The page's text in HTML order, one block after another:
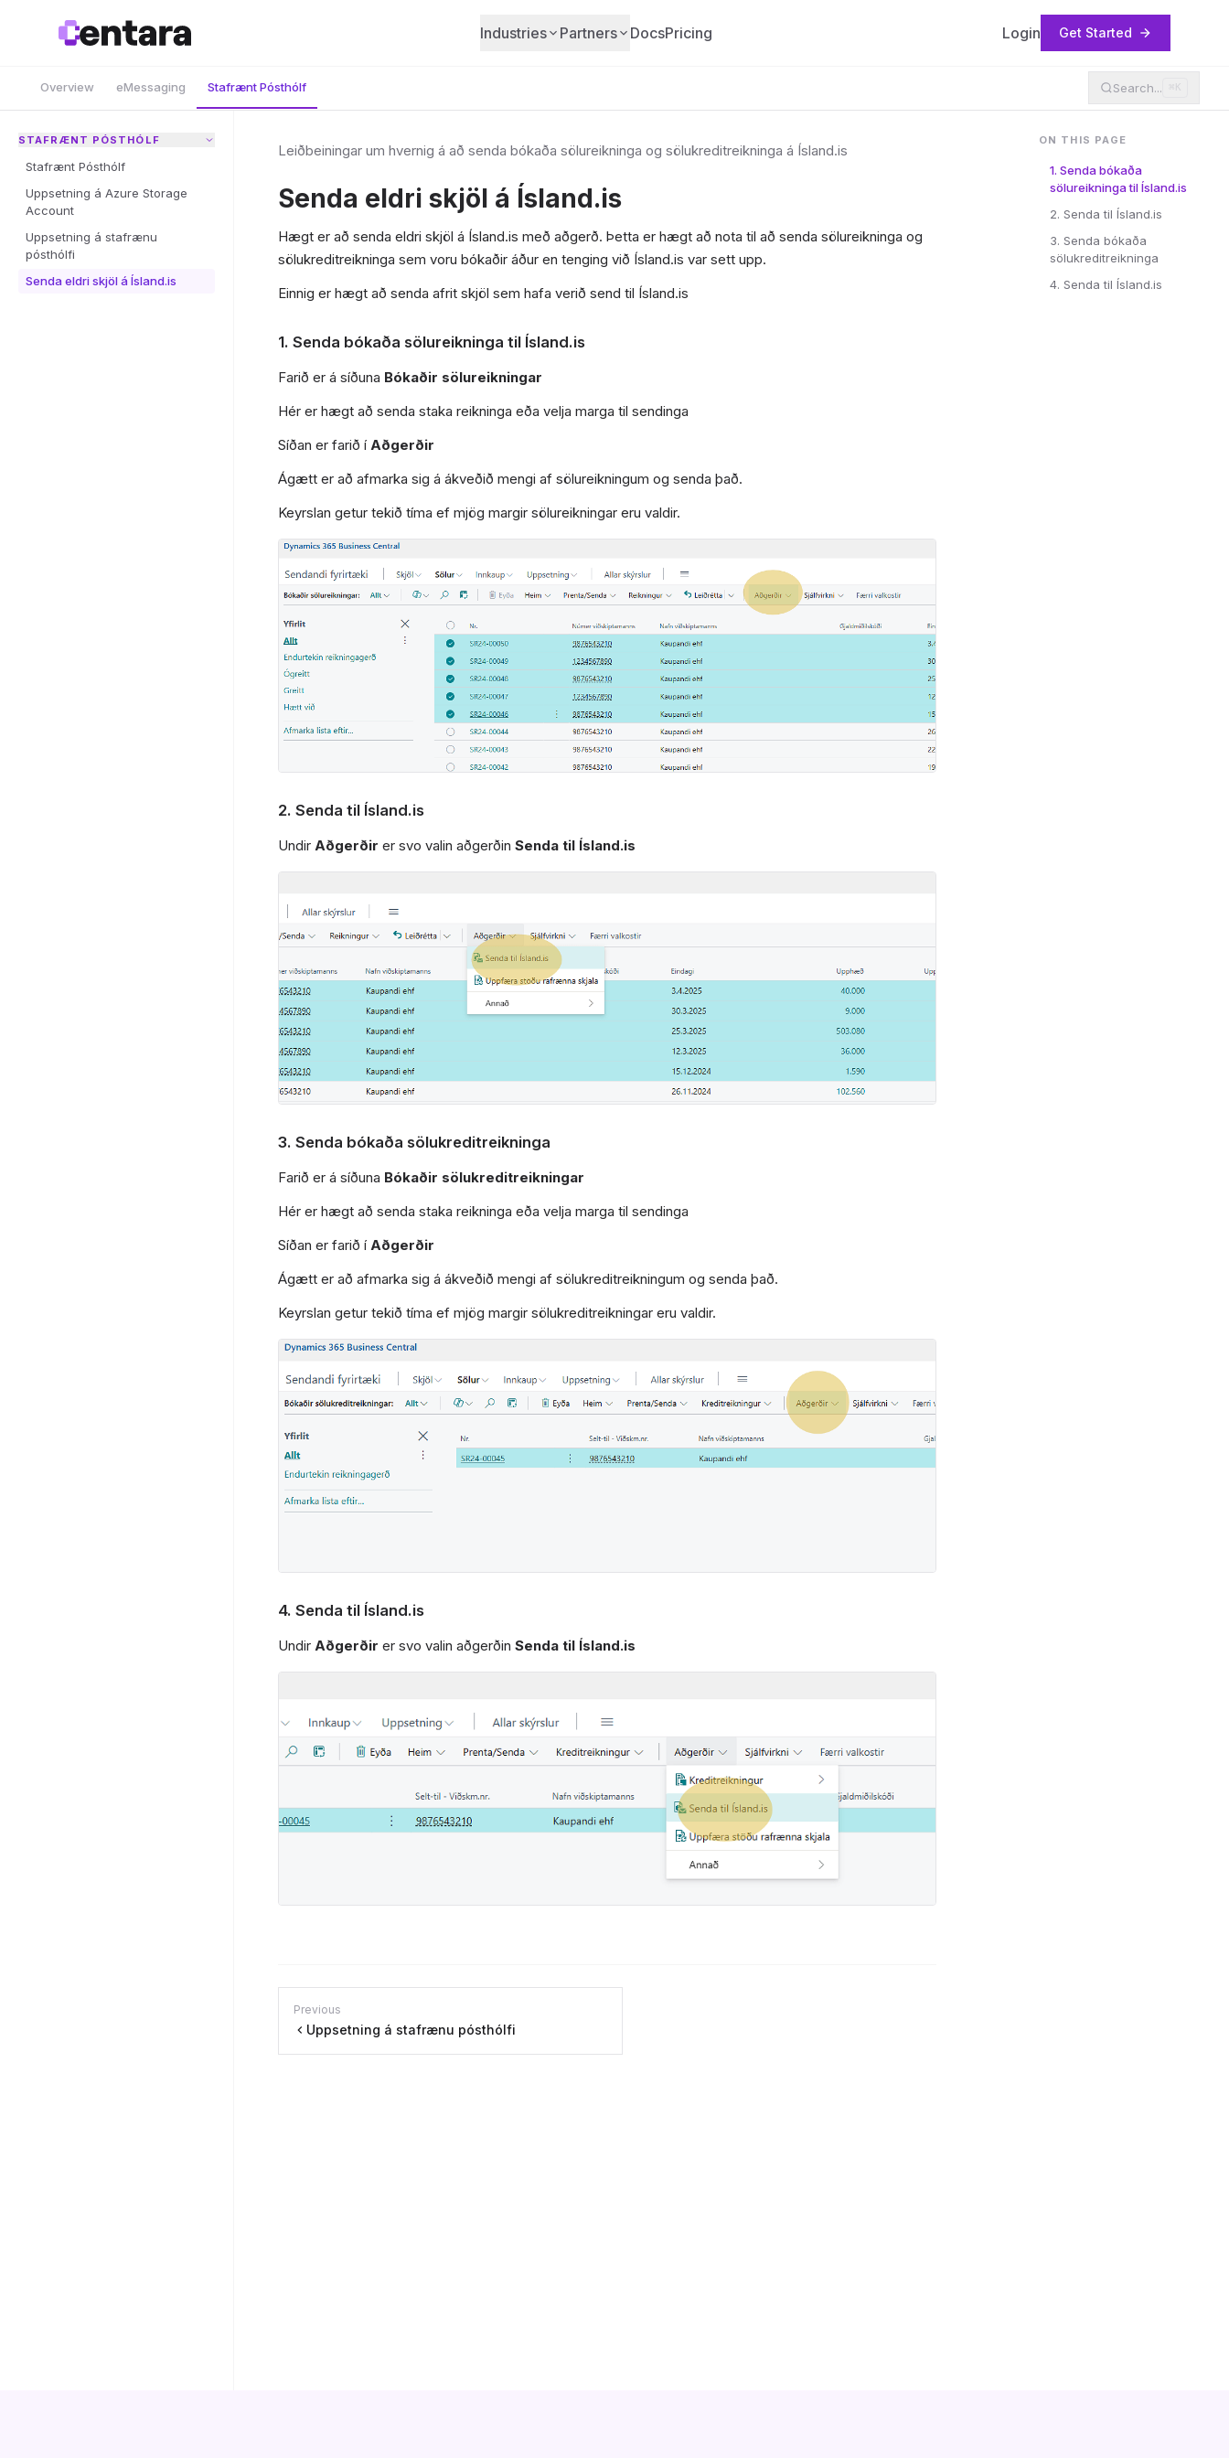
Industries Partners DocsPricing Login Get Started
Overview eMessaging Stafrænt Pósthólf Search... ⌘K
STAFRÆNT PÓSTHÓLF
Stafrænt Pósthólf
Uppsetning á Azure Storage
Account
Uppsetning á stafrænu
pósthólfi
Senda eldri skjöl á Ísland.is
Leiðbeiningar um hvernig á að senda bókaða sölureikninga og sölukreditreikninga á Ísland.is
Senda eldri skjöl á Ísland.is
Hægt er að senda eldri skjöl á Ísland.is með aðgerð. Þetta er hægt að nota til að senda sölureikninga og
sölukreditreikninga sem voru bókaðir áður en tenging við Ísland.is var sett upp.
Einnig er hægt að senda afrit skjöl sem hafa verið send til Ísland.is
1. Senda bókaða sölureikninga til Ísland.is
Farið er á síðuna Bókaðir sölureikningar
Hér er hægt að senda staka reikninga eða velja marga til sendinga
Síðan er farið í Aðgerðir
Ágætt er að afmarka sig á ákveðið mengi af sölureikningum og senda það.
Keyrslan getur tekið tíma ef mjög margir sölureikningar eru valdir.
2. Senda til Ísland.is
Undir Aðgerðir er svo valin aðgerðin Senda til Ísland.is
3. Senda bókaða sölukreditreikninga
Farið er á síðuna Bókaðir sölukreditreikningar
Hér er hægt að senda staka reikninga eða velja marga til sendinga
Síðan er farið í Aðgerðir
Ágætt er að afmarka sig á ákveðið mengi af sölukreditreikningum og senda það.
Keyrslan getur tekið tíma ef mjög margir sölukreditreikningar eru valdir.
4. Senda til Ísland.is
Undir Aðgerðir er svo valin aðgerðin Senda til Ísland.is
Previous
Uppsetning á stafrænu pósthólfi
ON THIS PAGE
1. Senda bókaða
sölureikninga til Ísland.is
2. Senda til Ísland.is
3. Senda bókaða
sölukreditreikninga
4. Senda til Ísland.is